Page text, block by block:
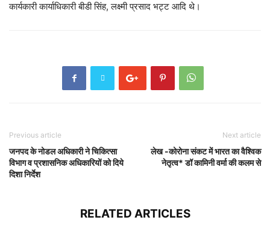
कार्यकारी कार्याधिकारी बीडी सिंह, लक्ष्मी प्रसाद भट्ट आदि थे।
Previous article
जनपद के नोडल अधिकारी ने चिकित्सा
विभाग व प्रशासनिक अधिकारियों को दिये
दिशा निर्देश
Next article
लेख -कोरोना संकट में भारत का वैश्विक
नेतृत्व* डॉ कामिनी वर्मा की कलम से
RELATED ARTICLES